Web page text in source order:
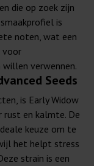
die op zoek zijn
is
noten, wat een
voor
willen verwennen.
Seeds
is Early Widow
rust en kalmte. De
keuze om te
het helpt stress
strain is een